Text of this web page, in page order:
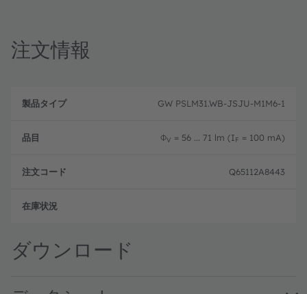
注文情報
品
プ
品
GW PSLM31.WB-JSJU-M1M6-1
ΦV = 56 ... 71 lm (IF = 100 mA)
Q65112A8443
ダウンロード